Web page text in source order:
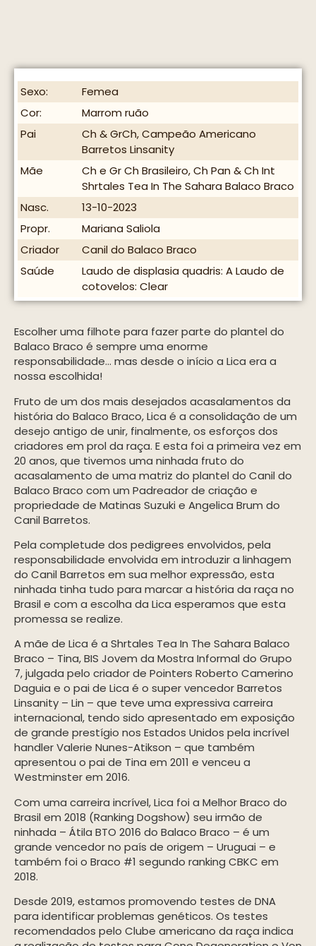
Sexo:
Femea
Cor:
Marrom ruão
Pai
Ch & GrCh, Campeão Americano
Barretos Linsanity
Mãe
Ch e Gr Ch Brasileiro, Ch Pan & Ch Int
Shrtales Tea In The Sahara Balaco Braco
Nasc.
13-10-2023
Propr.
Mariana Saliola
Criador
Canil do Balaco Braco
Saúde
Laudo de displasia quadris: A Laudo de
cotovelos: Clear
Escolher uma filhote para fazer parte do plantel do
Balaco Braco é sempre uma enorme
responsabilidade… mas desde o início a Lica era a
nossa escolhida!
Fruto de um dos mais desejados acasalamentos da
história do Balaco Braco, Lica é a consolidação de um
desejo antigo de unir, finalmente, os esforços dos
criadores em prol da raça. E esta foi a primeira vez em
20 anos, que tivemos uma ninhada fruto do
acasalamento de uma matriz do plantel do Canil do
Balaco Braco com um Padreador de criação e
propriedade de Matinas Suzuki e Angelica Brum do
Canil Barretos.
Pela completude dos pedigrees envolvidos, pela
responsabilidade envolvida em introduzir a linhagem
do Canil Barretos em sua melhor expressão, esta
ninhada tinha tudo para marcar a história da raça no
Brasil e com a escolha da Lica esperamos que esta
promessa se realize.
A mãe de Lica é a Shrtales Tea In The Sahara Balaco
Braco – Tina, BIS Jovem da Mostra Informal do Grupo
7, julgada pelo criador de Pointers Roberto Camerino
Daguia e o pai de Lica é o super vencedor Barretos
Linsanity – Lin – que teve uma expressiva carreira
internacional, tendo sido apresentado em exposição
de grande prestígio nos Estados Unidos pela incrível
handler Valerie Nunes-Atikson – que também
apresentou o pai de Tina em 2011 e venceu a
Westminster em 2016.
Com uma carreira incrível, Lica foi a Melhor Braco do
Brasil em 2018 (Ranking Dogshow) seu irmão de
ninhada – Átila BTO 2016 do Balaco Braco – é um
grande vencedor no país de origem – Uruguai – e
também foi o Braco #1 segundo ranking CBKC em
2018.
Desde 2019, estamos promovendo testes de DNA
para identificar problemas genéticos. Os testes
recomendados pelo Clube americano da raça indica